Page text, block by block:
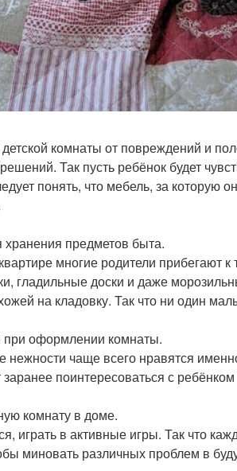
комнаты от повреждений и
Так пусть ребёнок будет
понять, что мебель, за которую
хранения предметов быта.
многие родители прибегают
гладильные доски и даже
на кладовку. Так что ни один
при оформлении комнаты.
нежности чаще всего нравятся
поинтересоваться с
комнату в доме.
играть в активные игры. Так что
миновать различных проблем в